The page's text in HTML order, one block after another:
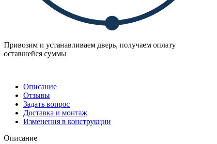
Привозим и устанавливаем дверь, получаем оплату
оставшейся суммы
Описание
Отзывы
Задать вопрос
Доставка и монтаж
Изменения в конструкции
Описание